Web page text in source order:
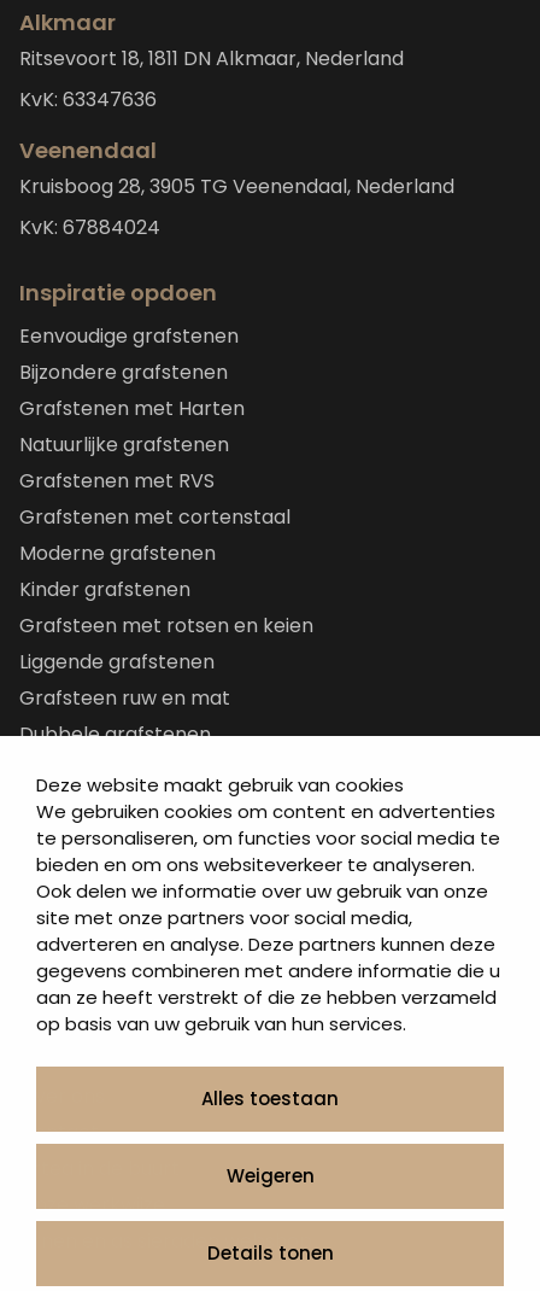
Deze website maakt gebruik van cookies
We gebruiken cookies om content en advertenties
te personaliseren, om functies voor social media te
bieden en om ons websiteverkeer te analyseren.
Ook delen we informatie over uw gebruik van onze
site met onze partners voor social media,
adverteren en analyse. Deze partners kunnen deze
gegevens combineren met andere informatie die u
aan ze heeft verstrekt of die ze hebben verzameld
op basis van uw gebruik van hun services.
Alles toestaan
Weigeren
Details tonen
Alkmaar
Ritsevoort 18, 1811 DN Alkmaar, Nederland
KvK: 63347636
Veenendaal
Kruisboog 28, 3905 TG Veenendaal, Nederland
KvK: 67884024
Inspiratie opdoen
Eenvoudige grafstenen
Bijzondere grafstenen
Grafstenen met Harten
Natuurlijke grafstenen
Grafstenen met RVS
Grafstenen met cortenstaal
Moderne grafstenen
Kinder grafstenen
Grafsteen met rotsen en keien
Liggende grafstenen
Grafsteen ruw en mat
Dubbele grafstenen
Letterplaten
Grafzerken kopen
Direct naar
Grafstenen
As artikelen
Urngrafmonumenten
Informatie
Contact
Onze werkwijze
Urnen en as sieraden webshop